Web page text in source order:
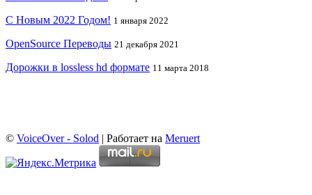
С Новым 2022 Годом! 1 января 2022
OpenSource Переводы 21 декабря 2021
Дорожки в lossless hd формате 11 марта 2018
© VoiceOver - Solod | Работает на Meruert